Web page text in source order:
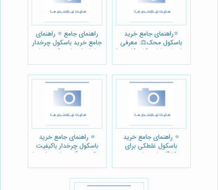
⭐️راهنمای جامع خرید
باسکول محک⚖️: معرفی
مدل‌ها، مزایا و نکات کلیدی از
راهنمای جامع ⭐️ راهنمای
جامع خرید باسکول چرخدار
حرفه‌ای از ترازمحک: معرفی،
⭐️ راهنمای جامع خرید
باسکول غلطکی برای
کارگاه‌های تولیدی و
⭐️ راهنمای جامع خرید
باسکول چرخدار باکیفیت
محک: هر آنچه باید بدانید ⚖️